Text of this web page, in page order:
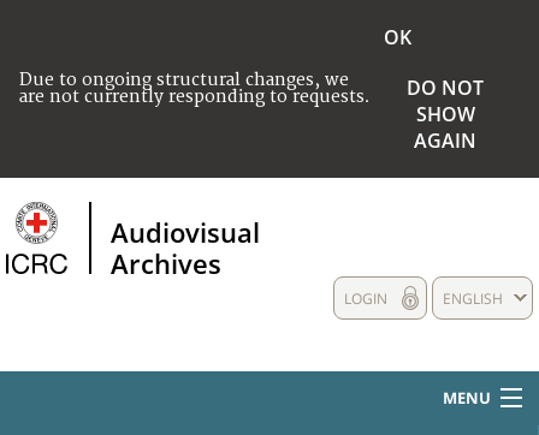
Due to ongoing structural changes, we
are not currently responding to requests.
OK
DO NOT
SHOW
AGAIN
Audiovisual
Archives
ENGLISH
LOGIN
MENU